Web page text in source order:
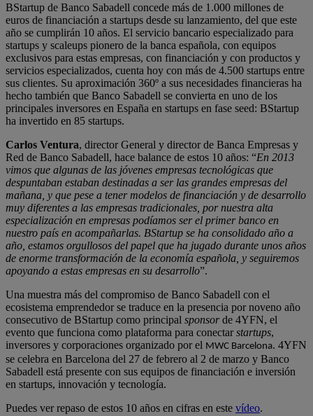
BStartup de Banco Sabadell concede más de 1.000 millones de
euros de financiación a startups desde su lanzamiento, del que este
año se cumplirán 10 años. El servicio bancario especializado para
startups y scaleups pionero de la banca española, con equipos
exclusivos para estas empresas, con financiación y con productos y
servicios especializados, cuenta hoy con más de 4.500 startups entre
sus clientes. Su aproximación 360º a sus necesidades financieras ha
hecho también que Banco Sabadell se convierta en uno de los
principales inversores en España en startups en fase seed: BStartup
ha invertido en 85 startups.
Carlos Ventura, director General y director de Banca Empresas y
Red de Banco Sabadell, hace balance de estos 10 años: “En 2013
vimos que algunas de las jóvenes empresas tecnológicas que
despuntaban estaban destinadas a ser las grandes empresas del
mañana, y que pese a tener modelos de financiación y de desarrollo
muy diferentes a las empresas tradicionales, por nuestra alta
especialización en empresas podíamos ser el primer banco en
nuestro país en acompañarlas. BStartup se ha consolidado año a
año, estamos orgullosos del papel que ha jugado durante unos años
de enorme transformación de la economía española, y seguiremos
apoyando a estas empresas en su desarrollo”.
Una muestra más del compromiso de Banco Sabadell con el
ecosistema emprendedor se traduce en la presencia por noveno año
consecutivo de BStartup como principal sponsorde 4YFN, el
evento que funciona como plataforma para conectarstartups,
inversores y corporaciones organizado por el MWC Barcelona. 4YFN
se celebra en Barcelona del 27 de febrero al 2 de marzo y Banco
Sabadell está presente con sus equipos de financiación e inversión
en startups, innovación y tecnología.
Puedes ver repaso de estos 10 años en cifras en este vídeo.